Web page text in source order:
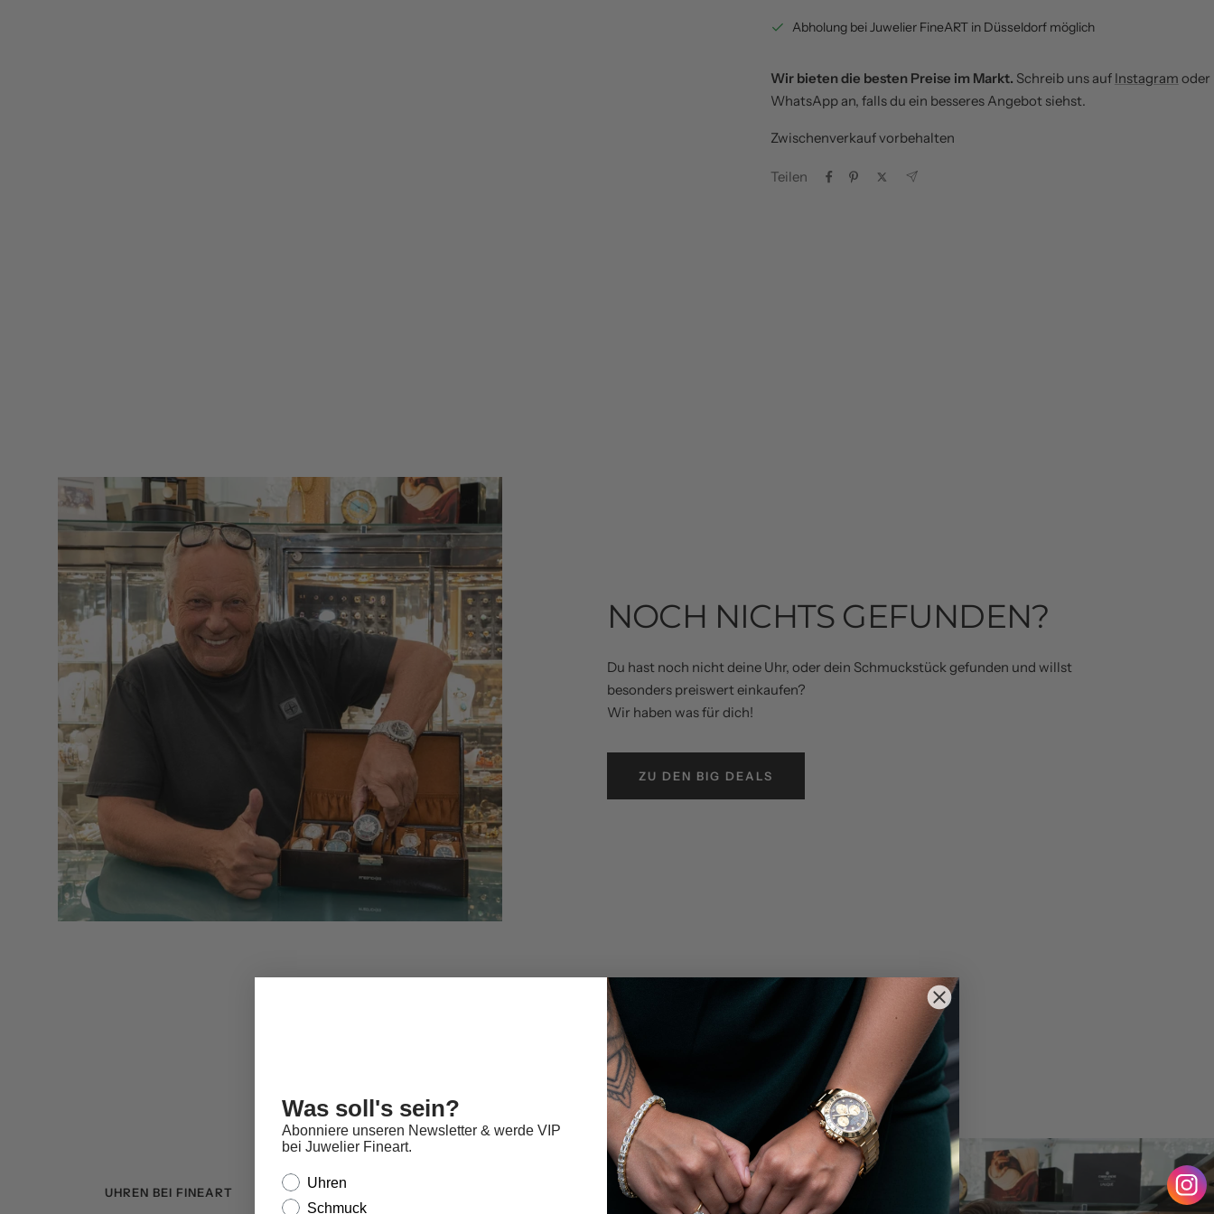
Abholung bei Juwelier FineART in Düsseldorf möglich
Wir bieten die besten Preise im Markt. Schreib uns auf Instagram oder
WhatsApp an, falls du ein besseres Angebot siehst.
Zwischenverkauf vorbehalten
Teilen
NOCH NICHTS GEFUNDEN?
Du hast noch nicht deine Uhr, oder dein Schmuckstück gefunden und willst
besonders preiswert einkaufen?
Wir haben was für dich!
ZU DEN BIG DEALS
UHREN BEI FINEART
Was soll's sein?
Abonniere unseren Newsletter & werde VIP
bei Juwelier Fineart.
Interesse
Uhren
Schmuck